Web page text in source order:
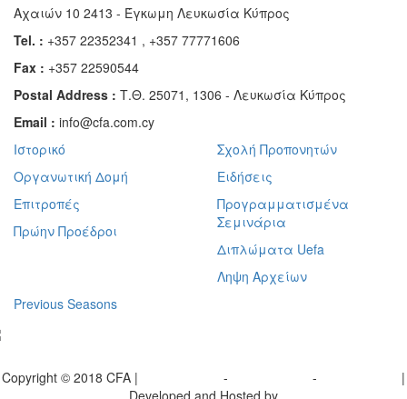
Αχαιών 10 2413 - Έγκωμη Λευκωσία Κύπρος
Tel. : +357 22352341 , +357 77771606
Fax : +357 22590544
Postal Address : Τ.Θ. 25071, 1306 - Λευκωσία Κύπρος
Email : info@cfa.com.cy
Ιστορικό
Οργανωτική Δομή
Επιτροπές
Πρώην Προέδροι
Σχολή Προπονητών
Ειδήσεις
Προγραμματισμένα
Σεμινάρια
Διπλώματα Uefa
Ληψη Αρχείων
Previous Seasons
Copyright © 2018 CFA | - -
|
Developed and Hosted by